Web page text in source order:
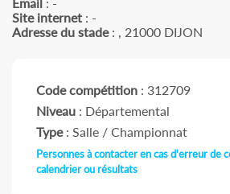
Site internet : -
Adresse du stade: , 21000 DIJON
Code compétition : 312709
Niveau : Départemental
Type: Salle / Championnat
Personnes à contacter en cas d'erreur de
calendrier ou résultats